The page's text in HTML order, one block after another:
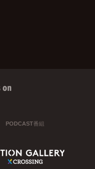
on
PODCAST番組